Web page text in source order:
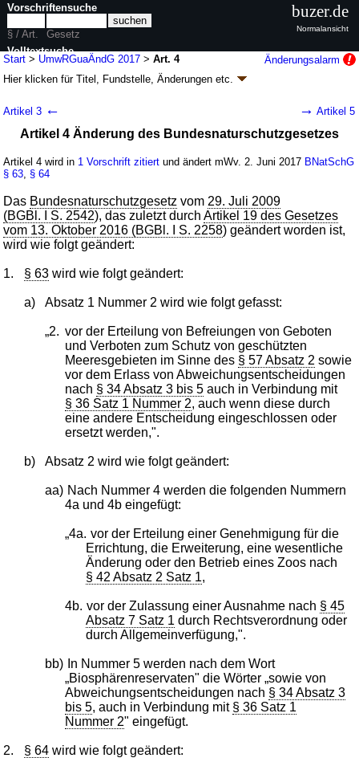
Start > UmwRGuaÄndG 2017 >Art. 4
Änderungsalarm
Hier klicken fürTitel, Fundstelle, Änderungen etc.
Rechtsbehelfsgesetzes und anderer
Vorschriften an europa- und völkerrechtliche
Vorgaben (UmwRGuaÄndG 2017
)
G. v. 29.05.2017
wird in 18 Vorschriften zitiert
Artikel 3 ← → Artikel 5
Artikel 4 Änderung des Bundesnaturschutzgesetzes
Artikel 4 wird in 1 Vorschrift zitiert und ändert mWv. 2. Juni 2017 BNatSchG
§ 63 § 64
Das Bundesnaturschutzgesetz vom 29. Juli 2009
(BGBl. I S. 2542), das zuletzt durchArtikel 19 des Gesetzes
vom 13. Oktober 2016 (BGBl. I S. 2258) geändert worden ist,
wird wie folgt geändert:
1. § 63 wird wie folgt geändert:
a) Absatz 1 Nummer 2 wird wie folgt gefasst:
„2. vor der Erteilung von Befreiungen von Geboten
und Verboten zum Schutz von geschützten
Meeresgebieten im Sinne des § 57 Absatz 2 sowie
vor dem Erlass von Abweichungsentscheidungen
nach § 34 Absatz 3 bis 5 auch in Verbindung mit
§ 36 Satz 1 Nummer 2, auch wenn diese durch
eine andere Entscheidung eingeschlossen oder
ersetzt werden,".
b) Absatz 2 wird wie folgt geändert:
aa) Nach Nummer 4 werden die folgenden Nummern
4a und 4b eingefügt:
„4a. vor der Erteilung einer Genehmigung für die
Errichtung, die Erweiterung, eine wesentliche
Änderung oder den Betrieb eines Zoos nach
§ 42 Absatz 2 Satz 1,
4b. vor der Zulassung einer Ausnahme nach § 45
Absatz 7 Satz 1 durch Rechtsverordnung oder
durch Allgemeinverfügung,".
bb)
In Nummer 5 werden nach dem Wort
„Biosphärenreservaten" die Wörter „sowie von
Abweichungsentscheidungen nach § 34 Absatz 3
bis 5, auch in Verbindung mit § 36 Satz 1
Nummer 2" eingefügt.
2. § 64 wird wie folgt geändert:
Vorschriftensuche
§ / Art.
Gesetz
Volltextsuche
nur in UmwRGuaÄndG 2017
buzer.de
Normalansicht